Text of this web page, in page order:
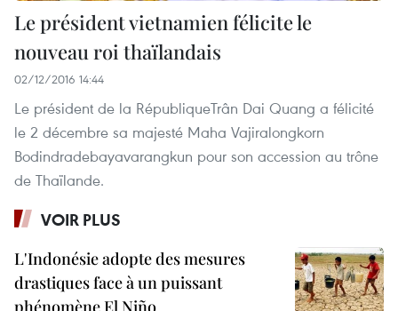
Le président vietnamien félicite le
nouveau roi thaïlandais
02/12/2016 14:44
Le président de la RépubliqueTrân Dai Quang a félicité
le 2 décembre sa majesté Maha Vajiralongkorn
Bodindradebayavarangkun pour son accession au trône
de Thaïlande.
VOIR PLUS
L'Indonésie adopte des mesures
drastiques face à un puissant
phénomène El Niño